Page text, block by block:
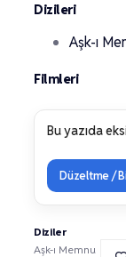
Dizileri
Aşk-ı
Filmleri
Bu yazıda
Düzeltme /
Diziler
Aşk-ı Memnu